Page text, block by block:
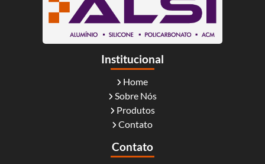
Institucional
Home
Sobre Nós
Produtos
Contato
Contato